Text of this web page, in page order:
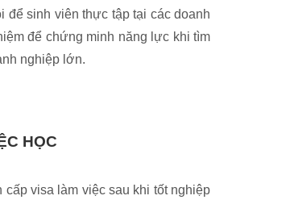
để sinh viên thực tập tại các doanh
để chứng minh năng lực khi tìm
nghiệp lớn.
HỌC
visa làm việc sau khi tốt nghiệp